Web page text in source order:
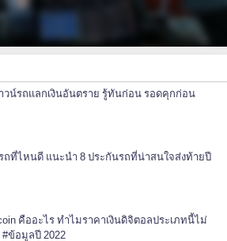
วน์รถแลกเงินอันตราย รู้ทันก่อน รอดคุกก่อน
ถที่ไหนดี แนะนำ 8 ประกันรถที่น่าสนใจส่งท้ายปี
คืออะไร ทำไมราคาเงินดิจิตอลประเภทนี้ไม่
ข้อมูลปี 2022